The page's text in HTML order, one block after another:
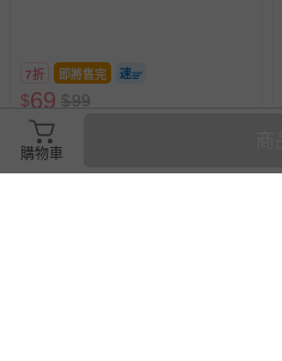
7折 即將售完
$69 $99
已售出 617
購物車